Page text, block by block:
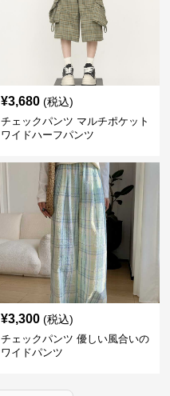
¥3,680 (税込)
チェックパンツ マルチポケット
ワイドハーフパンツ
¥3,300 (税込)
チェックパンツ 優しい風合いの
ワイドパンツ